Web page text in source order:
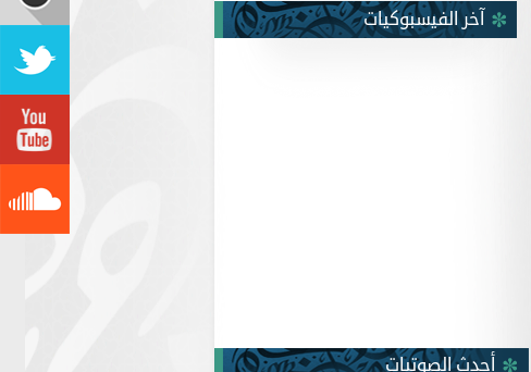
آخر الفيسبوكيات
أحدث الصوتيات